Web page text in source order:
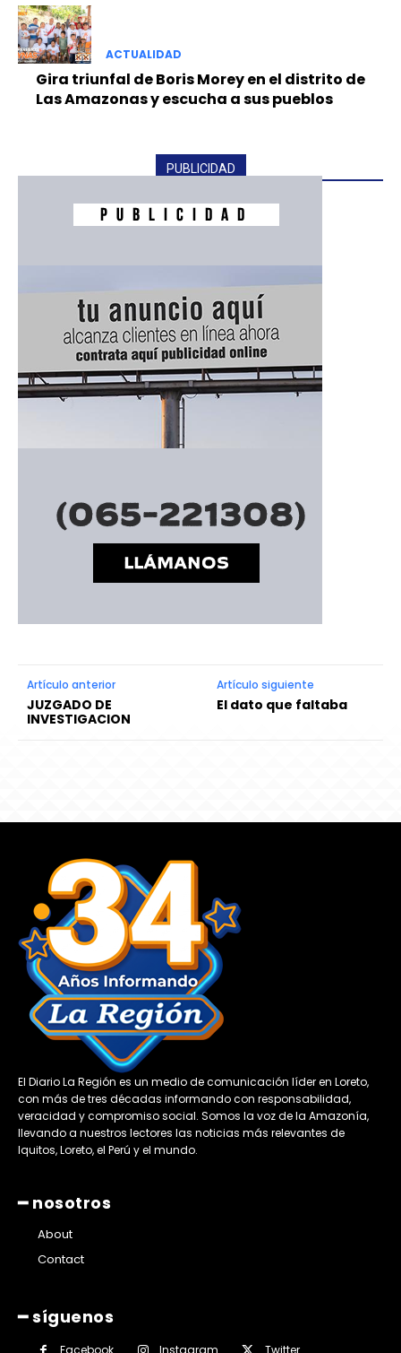
ACTUALIDAD
Gira triunfal de Boris Morey en el distrito de
Las Amazonas y escucha a sus pueblos
PUBLICIDAD
Artículo anterior
JUZGADO DE
INVESTIGACION
Artículo siguiente
El dato que faltaba
El Diario La Región es un medio de comunicación líder en Loreto,
con más de tres décadas informando con responsabilidad,
veracidad y compromiso social. Somos la voz de la Amazonía,
llevando a nuestros lectores las noticias más relevantes de
Iquitos, Loreto, el Perú y el mundo.
━ nosotros
About
Contact
━ síguenos
Facebook Instagram Twitter